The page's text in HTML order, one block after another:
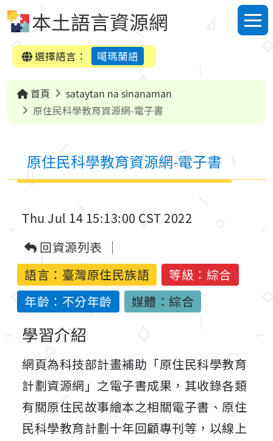
本土語言資源網
選單
選擇語言：
噶瑪蘭語
首頁
sataytan na sinanaman
原住民科學教育資源網-電子書
原住民科學教育資源網-電子書
Thu Jul 14 15:13:00 CST 2022
回資源列表
語言： 臺灣原住民族語
等級：綜合
年齡：不分年齡
媒體：綜合
學習介紹
網頁為科技部計畫補助「原住民科學教育
計劃資源網」之電子書成果，其收錄各類
有關原住民故事繪本之相關電子書、原住
民科學教育計劃十年回顧專刊等，以線上